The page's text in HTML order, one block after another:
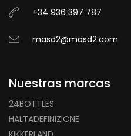
+34 936 397 787
masd2@masd2.com
Nuestras marcas
24BOTTLES
HALTADEFINIZIONE